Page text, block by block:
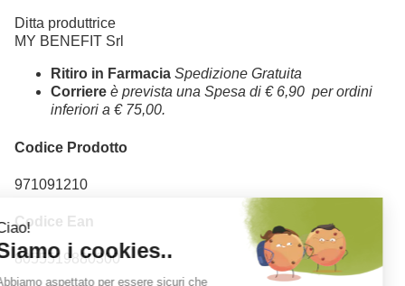
Ditta produttrice
MY BENEFIT Srl
Ritiro in Farmacia Spedizione Gratuita
Corriere è prevista una Spesa di € 6,90 per ordini
inferiori a € 75,00.
Codice Prodotto
971091210
Codice Ean
8055519880300